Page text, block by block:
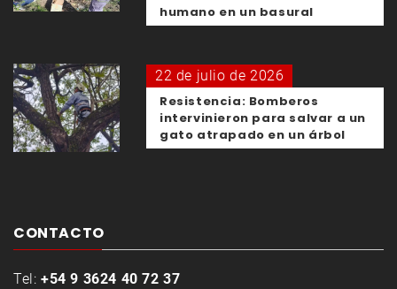
humano en un basural
22 de julio de 2026
Resistencia: Bomberos
intervinieron para salvar a un
gato atrapado en un árbol
CONTACTO
Tel: +54 9 3624 40 72 37